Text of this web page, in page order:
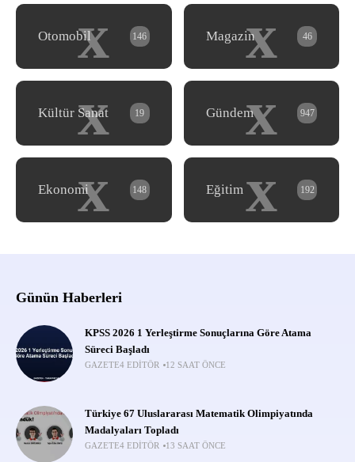
x
Otomobil 146 x
Magazin 46
x
Kültür Sanat 19 x
Gündem 947
x
Ekonomi 148 x
Eğitim 192
Günün Haberleri
KPSS 2026 1 Yerleştirme Sonuçlarına Göre Atama
Süreci Başladı
GAZETE4 EDITÖR 12 SAAT ÖNCE
Türkiye 67 Uluslararası Matematik Olimpiyatında
Madalyaları Topladı
GAZETE4 EDITÖR 13 SAAT ÖNCE